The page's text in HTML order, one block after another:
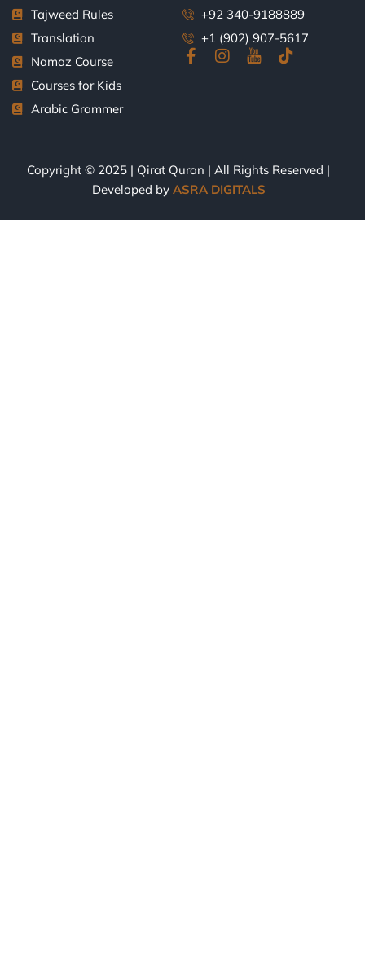
Tajweed Rules
Translation
Namaz Course
Courses for Kids
Arabic Grammer
+92 340-9188889
+1 (902) 907-5617
F
k
-
I
a
m
J
t
u
e
T
Copyright © 2025 | Qirat Quran | All Rights Reserved |
Developed by ASRA DIGITALS